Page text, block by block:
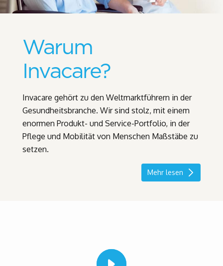
Warum
Invacare?
Invacare gehört zu den Weltmarktführern in der
Gesundheitsbranche. Wir sind stolz, mit einem
enormen Produkt- und Service-Portfolio, in der
Pflege und Mobilität von Menschen Maßstäbe zu
setzen.
Mehr lesen